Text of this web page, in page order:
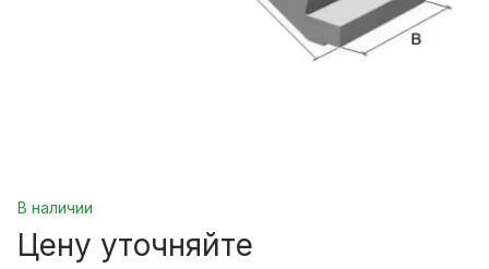
В наличии
Цену уточняйте